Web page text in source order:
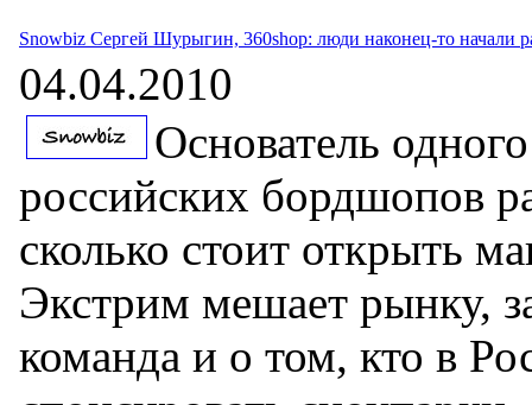
Snowbiz Сергей Шурыгин, 360shop: люди наконец-то начали
04.04.2010
Основатель
российских бордшопов
сколько стоит открыть
Экстрим мешает рынку,
команда и о том, кто в